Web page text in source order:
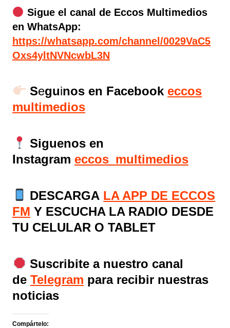
Sigue el canal de Eccos Multimedios
en WhatsApp:
https://whatsapp.com/channel/0029VaC5
Oxs4yltNVNcwbL3N
Seguinos en Facebook eccos
multimedios
Siguenos en
Instagram eccos_multimedios
DESCARGA LA APP DE ECCOS
FM Y ESCUCHA LA RADIO DESDE
TU CELULAR O TABLET
Suscribite a nuestro canal
de Telegram para recibir nuestras
noticias
Compártelo: